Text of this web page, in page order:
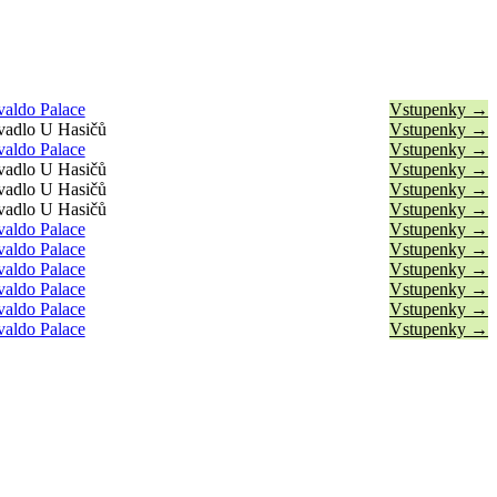
Palace
Vstupenky →
U Hasičů
Vstupenky →
Palace
Vstupenky →
U Hasičů
Vstupenky →
U Hasičů
Vstupenky →
U Hasičů
Vstupenky →
Palace
Vstupenky →
Palace
Vstupenky →
Palace
Vstupenky →
Palace
Vstupenky →
Palace
Vstupenky →
Palace Vstupenky →